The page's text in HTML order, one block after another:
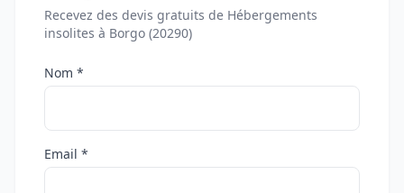
Recevez des devis gratuits de Hébergements
insolites à Borgo (20290)
Nom *
Email *